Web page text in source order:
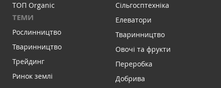
ТОП Organic
ТЕМИ
Рослинництво
Тваринництво
Трейдинг
Ринок землі
Сільгосптехніка
Елеватори
Тваринництво
Овочі та фрукти
Переробка
Добрива